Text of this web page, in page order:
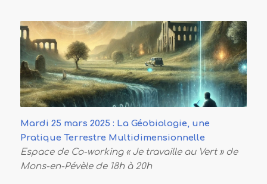
Mardi 25 mars 2025 : La Géobiologie, une
Pratique Terrestre Multidimensionnelle
Espace de Co-working « Je travaille au Vert » de
Mons-en-Pévèle de 18h à 20h